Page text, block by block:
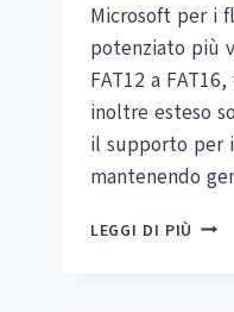
Microsoft per i
potenziato più
FAT12 a
inoltre esteso
il supporto per
mantenendo
LEGGI DI PIÙ